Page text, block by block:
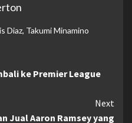
Diaz, Takumi Minamino
ke Premier League
Next
Jual Aaron Ramsey yang